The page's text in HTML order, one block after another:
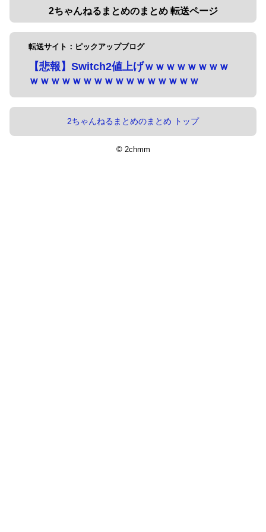
2ちゃんねるまとめのまとめ 転送ページ
転送サイト：ピックアップブログ
【悲報】Switch2値上げｗｗｗｗｗｗｗｗ
ｗｗｗｗｗｗｗｗｗｗｗｗｗｗｗｗ
2ちゃんねるまとめのまとめ トップ
© 2chmm